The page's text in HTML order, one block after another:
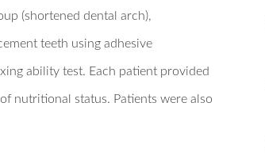
(shortened dental arch),
teeth using adhesive
ability test. Each patient provided
nutritional status. Patients were also